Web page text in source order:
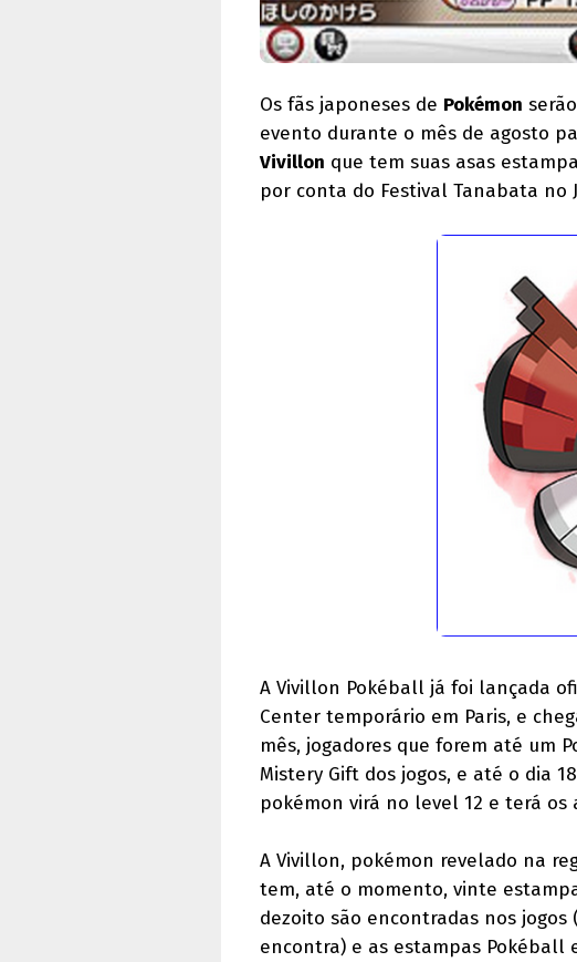
Os fãs japoneses de Pokémon
evento durante o mês de agosto
Vivillon que tem suas asas
por conta do Festival Tanabata no
A Vivillon Pokéball já foi lançada
Center temporário em Paris, e
mês, jogadores que forem até um
Mistery Gift dos jogos, e até o dia
pokémon virá no level 12 e terá os
A Vivillon, pokémon revelado na
tem, até o momento, vinte
dezoito são encontradas nos
encontra) e as estampas Pokéball